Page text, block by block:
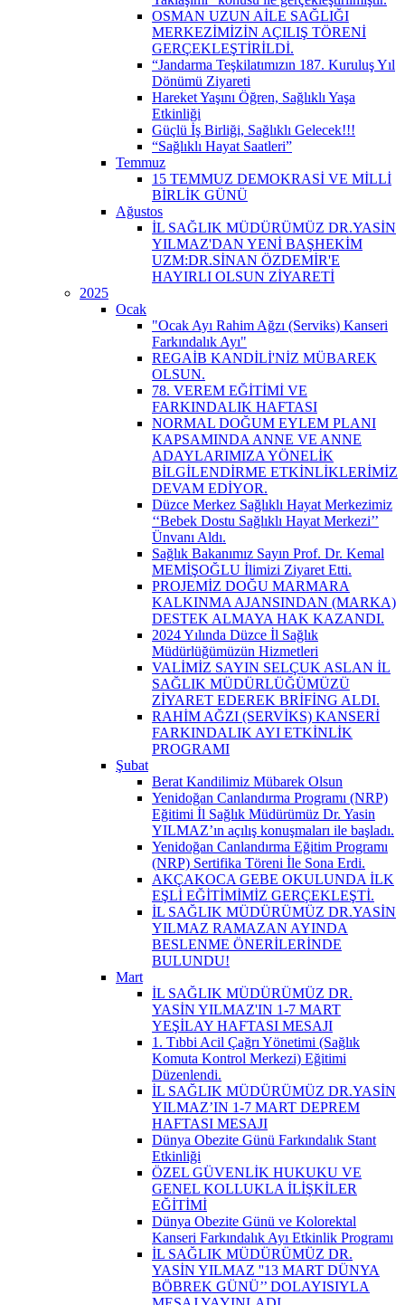
OSMAN UZUN AİLE SAĞLIĞI
MERKEZİMİZİN AÇILIŞ TÖRENİ
GERÇEKLEŞTİRİLDİ.
“Jandarma Teşkilatımızın 187. Kuruluş Yıl
Dönümü Ziyareti
Hareket Yaşını Öğren, Sağlıklı Yaşa
Etkinliği
Güçlü İş Birliği, Sağlıklı Gelecek!!!
“Sağlıklı Hayat Saatleri”
Temmuz
15 TEMMUZ DEMOKRASİ VE MİLLİ
BİRLİK GÜNÜ
Ağustos
İL SAĞLIK MÜDÜRÜMÜZ DR.YASİN
YILMAZ'DAN YENİ BAŞHEKİM
UZM:DR.SİNAN ÖZDEMİR'E
HAYIRLI OLSUN ZİYARETİ
2025
Ocak
"Ocak Ayı Rahim Ağzı (Serviks) Kanseri
Farkındalık Ayı"
REGAİB KANDİLİ'NİZ MÜBAREK
OLSUN.
78. VEREM EĞİTİMİ VE
FARKINDALIK HAFTASI
NORMAL DOĞUM EYLEM PLANI
KAPSAMINDA ANNE VE ANNE
ADAYLARIMIZA YÖNELİK
BİLGİLENDİRME ETKİNLİKLERİMİZ
DEVAM EDİYOR.
Düzce Merkez Sağlıklı Hayat Merkezimiz
‘‘Bebek Dostu Sağlıklı Hayat Merkezi’’
Ünvanı Aldı.
Sağlık Bakanımız Sayın Prof. Dr. Kemal
MEMİŞOĞLU İlimizi Ziyaret Etti.
PROJEMİZ DOĞU MARMARA
KALKINMA AJANSINDAN (MARKA)
DESTEK ALMAYA HAK KAZANDI.
2024 Yılında Düzce İl Sağlık
Müdürlüğümüzün Hizmetleri
VALİMİZ SAYIN SELÇUK ASLAN İL
SAĞLIK MÜDÜRLÜĞÜMÜZÜ
ZİYARET EDEREK BRİFİNG ALDI.
RAHİM AĞZI (SERVİKS) KANSERİ
FARKINDALIK AYI ETKİNLİK
PROGRAMI
Şubat
Berat Kandilimiz Mübarek Olsun
Yenidoğan Canlandırma Programı (NRP)
Eğitimi İl Sağlık Müdürümüz Dr. Yasin
YILMAZ’ın açılış konuşmaları ile başladı.
Yenidoğan Canlandırma Eğitim Programı
(NRP) Sertifika Töreni İle Sona Erdi.
AKÇAKOCA GEBE OKULUNDA İLK
EŞLİ EĞİTİMİMİZ GERÇEKLEŞTİ.
İL SAĞLIK MÜDÜRÜMÜZ DR.YASİN
YILMAZ RAMAZAN AYINDA
BESLENME ÖNERİLERİNDE
BULUNDU!
Mart
İL SAĞLIK MÜDÜRÜMÜZ DR.
YASİN YILMAZ'IN 1-7 MART
YEŞİLAY HAFTASI MESAJI
1. Tıbbi Acil Çağrı Yönetimi (Sağlık
Komuta Kontrol Merkezi) Eğitimi
Düzenlendi.
İL SAĞLIK MÜDÜRÜMÜZ DR.YASİN
YILMAZ’IN 1-7 MART DEPREM
HAFTASI MESAJI
Dünya Obezite Günü Farkındalık Stant
Etkinliği
ÖZEL GÜVENLİK HUKUKU VE
GENEL KOLLUKLA İLİŞKİLER
EĞİTİMİ
Dünya Obezite Günü ve Kolorektal
Kanseri Farkındalık Ayı Etkinlik Programı
İL SAĞLIK MÜDÜRÜMÜZ DR.
YASİN YILMAZ ''13 MART DÜNYA
BÖBREK GÜNÜ’’ DOLAYISIYLA